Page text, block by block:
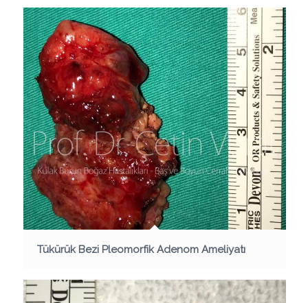
Tükürük Bezi Pleomorfik Adenom Ameliyatı